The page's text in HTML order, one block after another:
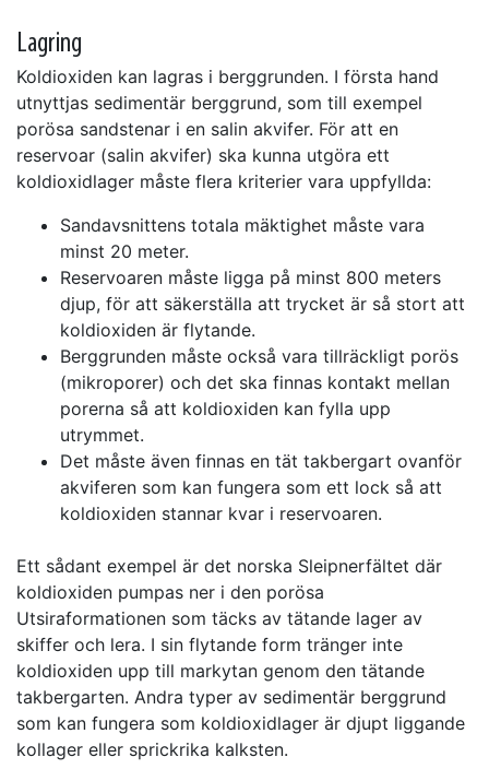
Lagring
Koldioxiden kan lagras i berggrunden. I första hand
utnyttjas sedimentär berggrund, som till exempel
porösa sandstenar i en salin akvifer. För att en
reservoar (salin akvifer) ska kunna utgöra ett
koldioxidlager måste flera kriterier vara uppfyllda:
Sandavsnittens totala mäktighet måste vara
minst 20 meter.
Reservoaren måste ligga på minst 800 meters
djup, för att säkerställa att trycket är så stort att
koldioxiden är flytande.
Berggrunden måste också vara tillräckligt porös
(mikroporer) och det ska finnas kontakt mellan
porerna så att koldioxiden kan fylla upp
utrymmet.
Det måste även finnas en tät takbergart ovanför
akviferen som kan fungera som ett lock så att
koldioxiden stannar kvar i reservoaren.
Ett sådant exempel är det norska Sleipnerfältet där
koldioxiden pumpas ner i den porösa
Utsiraformationen som täcks av tätande lager av
skiffer och lera. I sin flytande form tränger inte
koldioxiden upp till markytan genom den tätande
takbergarten. Andra typer av sedimentär berggrund
som kan fungera som koldioxidlager är djupt liggande
kollager eller sprickrika kalksten.